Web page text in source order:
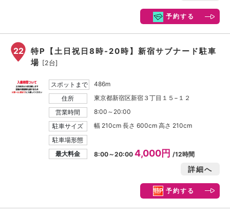
予約する
22
特P【土日祝日8時-20時】新宿サブナード駐車
場 [2台]
スポットまで
486m
住所
東京都新宿区新宿３丁目１５−１２
営業時間
8:00～20:00
駐車サイズ
幅 210cm 長さ 600cm 高さ 210cm
駐車場形態
最大料金
8:00～20:004,000円 /12時間
詳細へ
予約する